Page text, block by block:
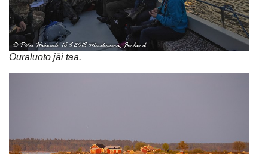
Ouraluoto jäi taa.